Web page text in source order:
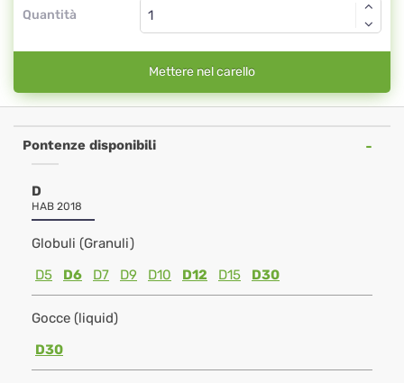
Quantità
Mettere nel carello
Pontenze disponibili
D
HAB 2018
Globuli (Granuli)
D5
D6 D7 D9 D10 D12 D15 D30
Gocce (liquid)
D30